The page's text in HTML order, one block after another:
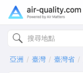
亞洲 臺灣 臺灣省